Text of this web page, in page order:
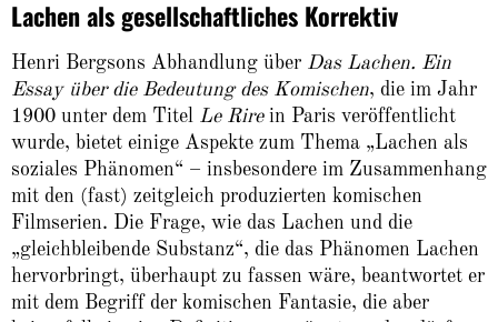
Lachen als gesellschaftliches Korrektiv
Henri Bergsons Abhandlung über Das Lachen. Ein
Essay über die Bedeutung des Komischen, die im Jahr
1900 unter dem Titel Le Rire in Paris veröffentlicht
wurde, bietet einige Aspekte zum Thema „Lachen als
soziales Phänomen“ – insbesondere im Zusammenhang
mit den (fast) zeitgleich produzierten komischen
Filmserien. Die Frage, wie das Lachen und die
„gleichbleibende Substanz“, die das Phänomen Lachen
hervorbringt, überhaupt zu fassen wäre, beantwortet er
mit dem Begriff der komischen Fantasie, die aber